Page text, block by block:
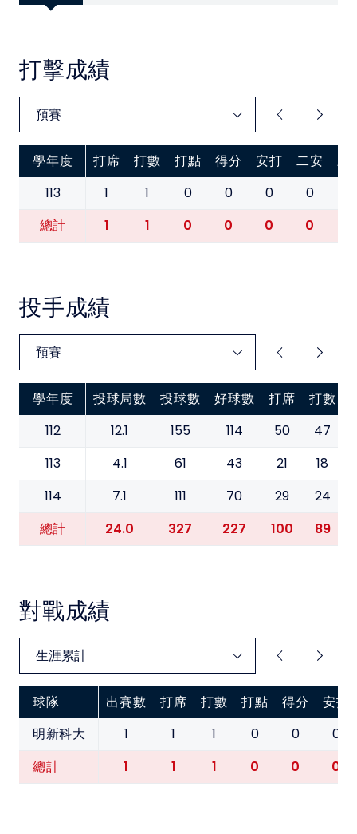
打擊成績
學年度 打席 打數 打點 得分 安打 二安 三
113 1 1 0 0 0 0
總計 1 1 0 0 0 0
投手成績
學年度 投球局數 投球數 好球數 打席 打數
112 12.1 155 114 50
47
113
4.1 61 43 21
18
114
7.1 111 70 29 24
總計 24.0 327 227 100 89
對戰成績
球隊 出賽數 打席 打數 打點 得分
安打
明新科大
1 1 1 0 0 0
總計 1 1 1 0 0 0